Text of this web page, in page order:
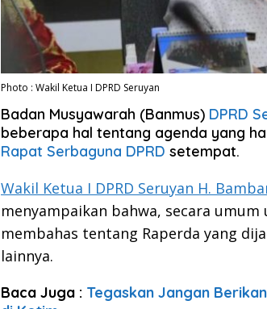
Photo : Wakil Ketua I DPRD Seruyan
Badan Musyawarah (Banmus) DPRD
beberapa hal tentang agenda yang
Rapat Serbaguna DPRD setempat.
Wakil Ketua I DPRD Seruyan H.
menyampaikan bahwa, secara
membahas tentang Raperda yang
lainnya.
Baca Juga : Tegaskan Jangan